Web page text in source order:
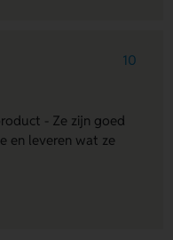
10
- Ze zijn goed
en leveren wat ze